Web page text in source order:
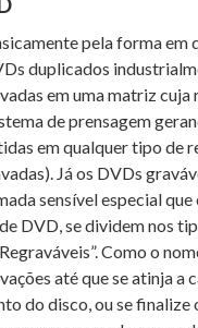
pela forma em
duplicados
em uma matriz cuja
de prensagem
em qualquer tipo de
Já os DVDs
sensível especial
DVD, se dividem nos
Como o
até que se atinja a
do disco, ou se finalize